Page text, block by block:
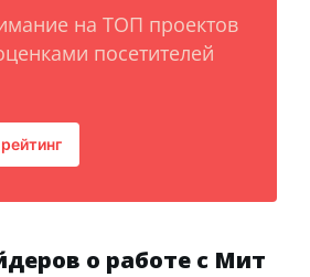
на ТОП проектов
посетителей
о работе с Мит